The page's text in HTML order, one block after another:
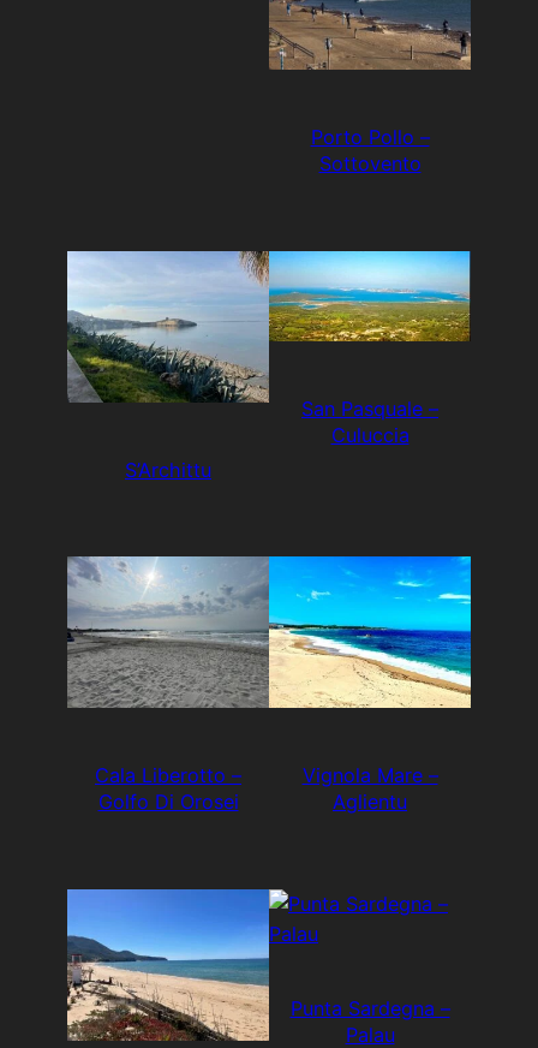
Porto Pollo –
Sottovento
S’Archittu
San Pasquale –
Culuccia
Cala Liberotto –
Golfo Di Orosei
Vignola Mare –
Aglientu
Punta Sardegna –
Palau